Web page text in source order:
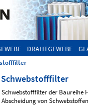
DRAHTGEWEBE
Schwebstofffilter
Schwebstofffilter der Baureihe
Abscheidung von